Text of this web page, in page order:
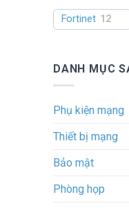
Fortinet 12
DANH MỤC
Phụ kiện mạng
Thiết bị mạng
Bảo mật
Phòng họp